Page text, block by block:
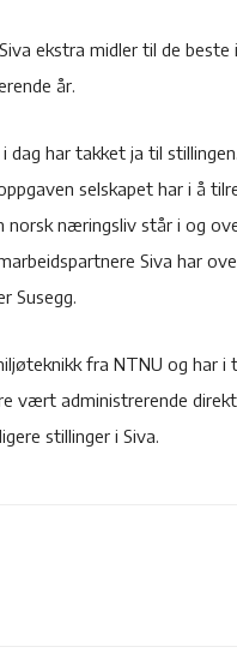
ekstra midler til de
år.
har takket ja til
selskapet har i å
næringsliv står i og
Siva har
Susegg.
fra NTNU og har i
vært administrerende
stillinger i Siva.